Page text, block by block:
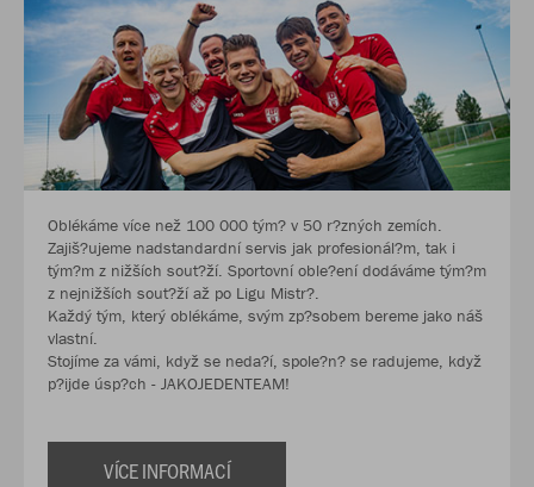
Oblékáme více než 100 000 tým? v 50 r?zných zemích.
Zajiš?ujeme nadstandardní servis jak profesionál?m, tak i
tým?m z nižších sout?ží. Sportovní oble?ení dodáváme tým?m
z nejnižších sout?ží až po Ligu Mistr?.
Každý tým, který oblékáme, svým zp?sobem bereme jako náš
vlastní.
Stojíme za vámi, když se neda?í, spole?n? se radujeme, když
p?ijde úsp?ch - JAKOJEDENTEAM!
VÍCE INFORMACÍ